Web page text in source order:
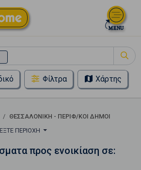
Φίλτρα Χάρτης
ΘΕΣΣΑΛΟΝΙΚΗ - ΠΕΡΙΦ/ΚΟΙ ΔΗΜΟΙ
ΠΕΡΙΟΧΉ
προς ενοικίαση σε: